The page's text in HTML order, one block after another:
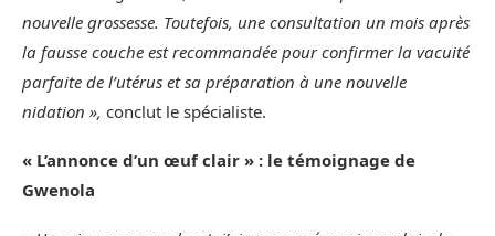
nouvelle grossesse. Toutefois, une consultation un mois après
la fausse couche est recommandée pour confirmer la vacuité
parfaite de l’utérus et sa préparation à une nouvelle
nidation », conclut le spécialiste.
« L’annonce d’un œuf clair » : le témoignage de
Gwenola